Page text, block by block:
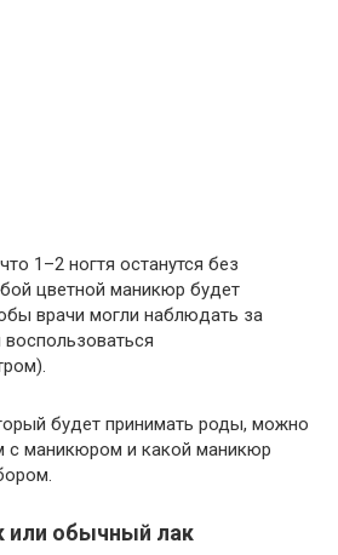
1–2 ногтя останутся без
цветной маникюр будет
врачи могли наблюдать за
будет принимать роды, можно
с маникюром и какой маникюр
или обычный лак